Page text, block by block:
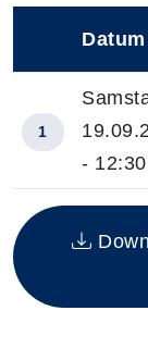
Insgesamt
Datum
1
-